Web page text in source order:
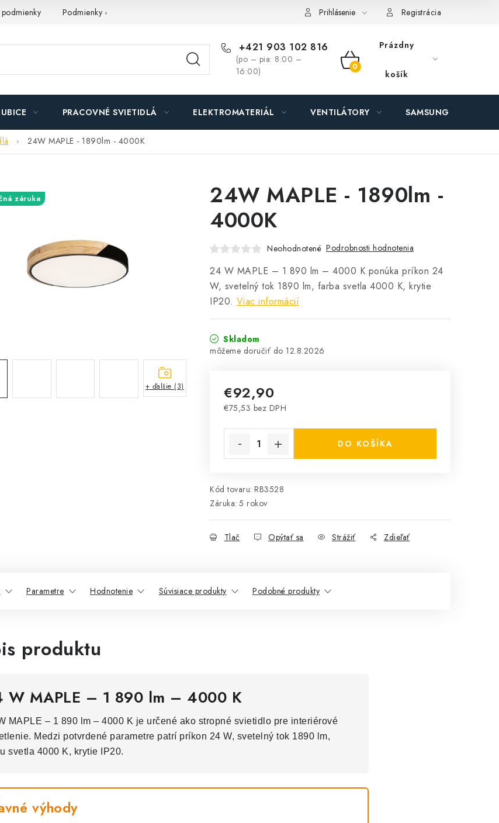
Podmienky ochrany osobných údajov O nás - MEGALED & JANTON Zákamenné Zľavy pre profíkov
Prihlásenie Registrácia
+421 903 102 816
(po – pia: 8:00 –
16:00)
NÁKUPNÝ
KOŠÍK
Prázdny
košík
PRACOVNÉ SVIETIDLÁ ELEKTROMATERIÁL VENTILÁTORY SAMSUNG SVIETIDLÁ
24W MAPLE - 1890lm - 4000K
24W MAPLE - 1890lm -
4000K
Neohodnotené Podrobnosti hodnotenia
24 W MAPLE – 1 890 lm – 4000 K ponúka príkon 24
W, svetelný tok 1890 lm, farba svetla 4000 K, krytie
IP20. Viac informácií
Skladom
12.8.2026
€92,90
€75,53 bez DPH
DO KOŠÍKA
Kód tovaru: RB3528
Záruka: 5 rokov
Tlač Opýtať sa Strážiť Zdieľať
záruka
+ ďalšie (3)
Parametre Hodnotenie Súvisiace produkty Podobné produkty
produktu
W MAPLE – 1 890 lm – 4000 K
MAPLE – 1 890 lm – 4000 K je určené ako stropné svietidlo pre interiérové
Medzi potvrdené parametre patrí príkon 24 W, svetelný tok 1890 lm,
svetla 4000 K, krytie IP20.
výhody